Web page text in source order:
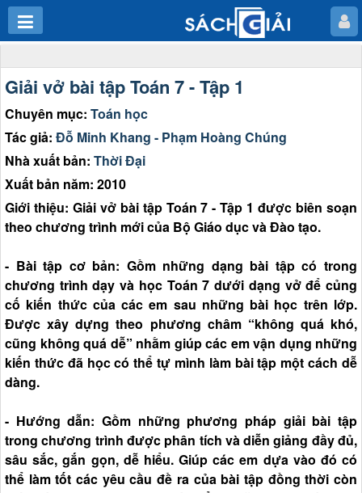
Giải vở bài tập Toán 7 - Tập 1
Chuyên mục: Toán học
Tác giả: Đỗ Minh Khang - Phạm Hoàng Chúng
Nhà xuất bản: Thời Đại
Xuất bản năm: 2010
Giới thiệu: Giải vở bài tập Toán 7 - Tập 1 được biên soạn
theo chương trình mới của Bộ Giáo dục và Đào tạo.
- Bài tập cơ bản: Gồm những dạng bài tập có trong
chương trình dạy và học Toán 7 dưới dạng vở để củng
cố kiến thức của các em sau những bài học trên lớp.
Được xây dựng theo phương châm “không quá khó,
cũng không quá dễ” nhằm giúp các em vận dụng những
kiến thức đã học có thể tự mình làm bài tập một cách dễ
dàng.
- Hướng dẫn: Gồm những phương pháp giải bài tập
trong chương trình được phân tích và diễn giảng đầy đủ,
sâu sắc, gắn gọn, dễ hiểu. Giúp các em dựa vào đó có
thể làm tốt các yêu cầu đề ra của bài tập đồng thời còn